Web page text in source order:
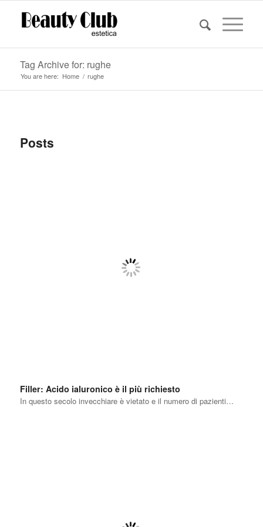
Tag Archive for: rughe
You are here: Home / rughe
Posts
Filler: Acido ialuronico è il più richiesto
In questo secolo invecchiare è vietato e il numero di pazienti…